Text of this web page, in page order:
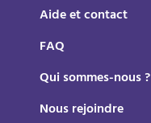
Aide et contact
FAQ
Qui sommes-nous ?
Nous rejoindre